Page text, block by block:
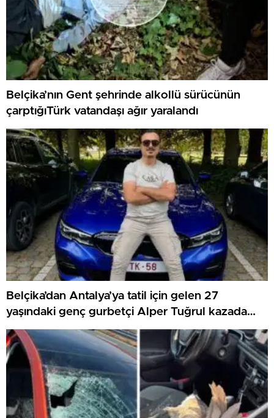
Belçika’nın Gent şehrinde alkollü sürücünün
çarptığıTürk vatandaşı ağır yaralandı
Belçika’dan Antalya’ya tatil için gelen 27
yaşındaki genç gurbetçi Alper Tuğrul kazada
hayatını kaybetti